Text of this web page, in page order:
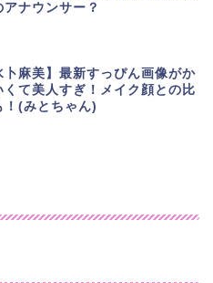
アナウンサー？
卜麻美】最新すっぴん画像がか
くて美人すぎ！メイク顔との比
！(みとちゃん)